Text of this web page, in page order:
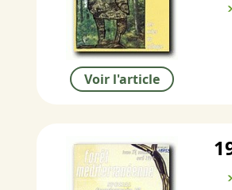
Voir l'article